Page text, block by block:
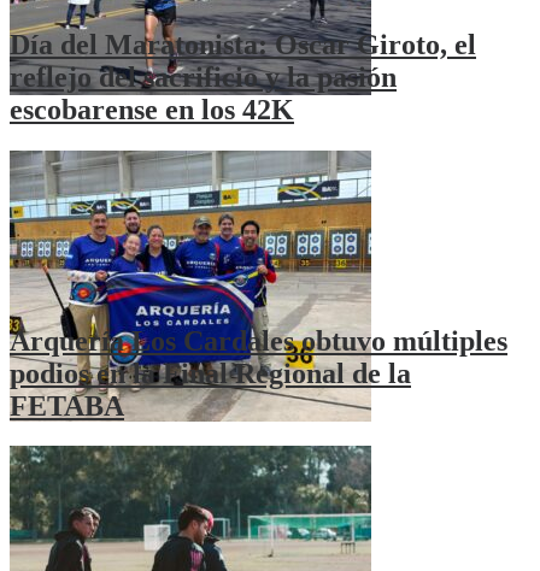
Día del Maratonista: Oscar Giroto, el
reflejo del sacrificio y la pasión
escobarense en los 42K
Arquería Los Cardales obtuvo múltiples
podios en la Final Regional de la
FETABA